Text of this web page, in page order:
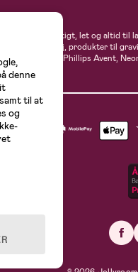
du hurtigt, let og altid til
og babytøj, produkter til
Ergobaby, Phillips Avent,
denne
til at
og